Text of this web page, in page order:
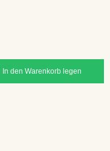
In den Warenkorb legen